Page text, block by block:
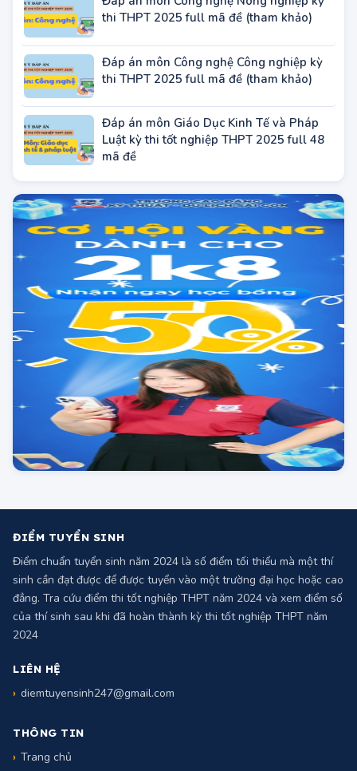
thi THPT 2025 full mã đề (tham khảo)
thi THPT 2025 full mã đề (tham khảo)
Đáp án môn Giáo Dục Kinh Tế và Pháp
mã đề
ĐIỂM TUYỂN SINH
Điểm chuẩn tuyển sinh năm 2024 là số điểm tối thiểu mà một thí
sinh cần đạt được để được tuyển vào một trường đại học hoặc cao
đẳng. Tra cứu điểm thi tốt nghiệp THPT năm 2024 và xem điểm số
2024
LIÊN HỆ
diemtuyensinh247@gmail.com
THÔNG TIN